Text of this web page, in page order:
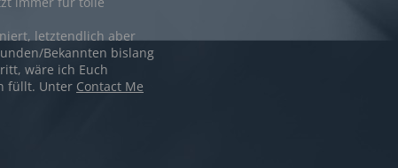
letztendlich aber
Bekannten bislang
wäre ich Euch
füllt. Unter Contact Me